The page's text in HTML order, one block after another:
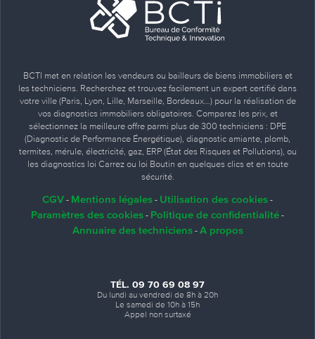
BCTI met en relation les vendeurs ou bailleurs de biens immobiliers et
les techniciens. Recherchez et trouvez facilement un expert certifié dans
votre ville (Paris, Lyon, Lille, Marseille, Bordeaux…) pour la réalisation de
vos diagnostics immobiliers obligatoires. Comparez les prix, et
sélectionnez la meilleure offre parmi plus de 300 techniciens : DPE
(Diagnostic de Performance Énergétique), diagnostic amiante, plomb,
termites, mérule, électricité, gaz, ERP (État des Risques et Pollutions), ou
les diagnostics loi Carrez ou loi Boutin en quelques clics et en toute
sécurité.
CGV - Mentions légales - Utilisation des cookies -
Paramètres des cookies - Politique de confidentialité -
Annuaire des techniciens- A propos
TÉL. 09 70 69 08 97
Du lundi au vendredi de 8h à 20h
Le samedi de 10h à 15h
Appel non surtaxé